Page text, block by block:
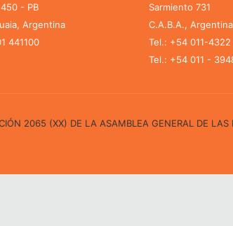
- PB
Argentina
441100
Sarmiento 731
C.A.B.A., Argentina
Tel.: +54 011-
Tel.: +54 011 -
2065 (XX) DE LA ASAMBLEA GENERAL DE